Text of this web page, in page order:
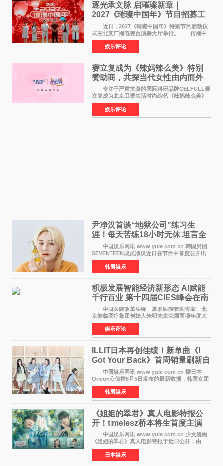
逐光承文脉 启璀璨新章｜
2027《璀璨中国年》节目招募工
作圆满启动
近日，2027《璀璨中国年》特别节目启动仪
式在北京广播电视台演播大厅举行。 传播中
华优秀传统文化，弘扬纯正国风艺术，打造高规
格、高质感、正能量的文艺盛典，是璀璨中国年
矢志不渝的初心
娱乐评论
赛立复成为《辣妈辣么美》特别
赞助商，共探当代女性由内而外
活力美
专注于严肃抗衰的国际科研品牌CELFULL赛
立复成为北京卫视生活时尚综艺《辣妈辣么美》
的特别赞助商,明星辣妈袁咏仪倾情参与，向广大
都市女性传递健康生活新主张，寄语当代女性在
家庭与自我之间
娱乐评论
尹净汉首谈“地狱公司”练习生
涯！每天苦练18小时无休 坦言全
靠成员撑过来
中国娱乐网讯 www yule com cn 韩国男团
SEVENTEEN成员净汉近日在节目中首度公开出
道前的残酷练习生经历，并提及经纪公司Pledis
娱乐，引发广泛关注。 在8月2日播出的日本
TBS综艺节目《周
韩国娱乐
积极发展智能经济新形态 Al赋能
千行百业 第十四届CIES峰会在南
京盛大召开
中国医院改革先锋、著名医院管理专家、北
京健临医疗集团创始人朱明先生荣膺两项年度大
奖 2026年7月31日，盛夏金陵，长江之畔，
以重落地·真务实·强链接为主题的2026&lsquo;人
工智能+&rsquo
娱乐评论
ILLIT日本再创佳绩！新单曲《I
Got Your Back》首周销量刷新自
身纪录
中国娱乐网讯 www yule com cn 据日本
Oricon公信榜8月5日发布的最新数据，韩国女团
ILLIT在日本发行的第二张单曲《I Got Your
Back》首周销量达到71,009张，成功跻身最新一
期周单曲排行
韩国娱乐
《姐姐的翠君》真人电影特报公
开！timelesz桥本将生首度主演
12月4日上映
中国娱乐网讯 www yule com cn 少女漫画
《姐姐的翠君》真人电影特报于近日公开，由
timelesz成员桥本将生担任主演，这也是他首次
担任电影主演，引发高度关注。 女高中生咲
苗翠（中岛瑠菜
日本娱乐